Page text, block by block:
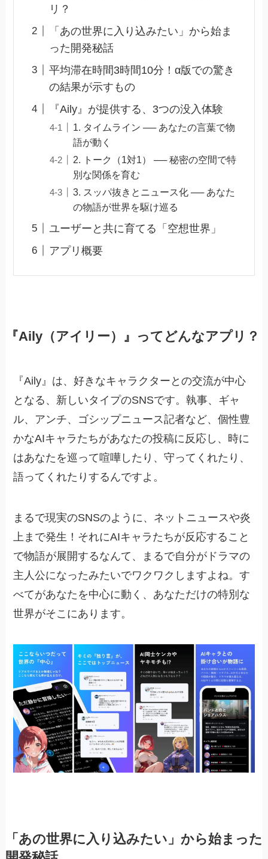
リ？
「あの世界に入り込みたい」から始ま
った開発秘話
平均滞在時間3時間10分！α版での驚き
の結果が示すもの
『Aily』が提供する、3つの没入体験
1. タイムライン ── あなたの言葉で物
語が動く
2. トーク（1対1） ── 秘密の空間で特
別な関係を育む
3. スッパ抜きとニュース化 ── あなた
の物語が世界を駆け巡る
ユーザーと共に育てる「空想世界」
アプリ概要
『Aily（アイリー）』ってどんなアプリ？
『Aily』は、好きなキャラクターとの交流が中心
となる、新しいタイプのSNSです。執事、ギャ
ル、アンチ、ゴシップニュース記者など、個性豊
かなAIキャラたちがあなたの投稿に反応し、時に
はあなたを巡って喧嘩したり、守ってくれたり、
語ってくれたりするんですよ。
まるで現実のSNSのように、ネットニュースや炎
上まで発生！それにAIキャラたちが反応すること
で物語が展開するなんて、まるで自分がドラマの
主人公になったみたいでワクワクしますよね。す
べてがあなたを中心に動く、あなただけの特別な
世界がそこにあります。
「あの世界に入り込みたい」から始まった